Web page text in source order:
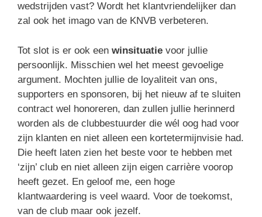
wedstrijden vast? Wordt het klantvriendelijker dan
zal ook het imago van de KNVB verbeteren.
Tot slot is er ook een winsituatie voor jullie
persoonlijk. Misschien wel het meest gevoelige
argument. Mochten jullie de loyaliteit van ons,
supporters en sponsoren, bij het nieuw af te sluiten
contract wel honoreren, dan zullen jullie herinnerd
worden als de clubbestuurder die wél oog had voor
zijn klanten en niet alleen een kortetermijnvisie had.
Die heeft laten zien het beste voor te hebben met
‘zijn’ club en niet alleen zijn eigen carrière voorop
heeft gezet. En geloof me, een hoge
klantwaardering is veel waard. Voor de toekomst,
van de club maar ook jezelf.